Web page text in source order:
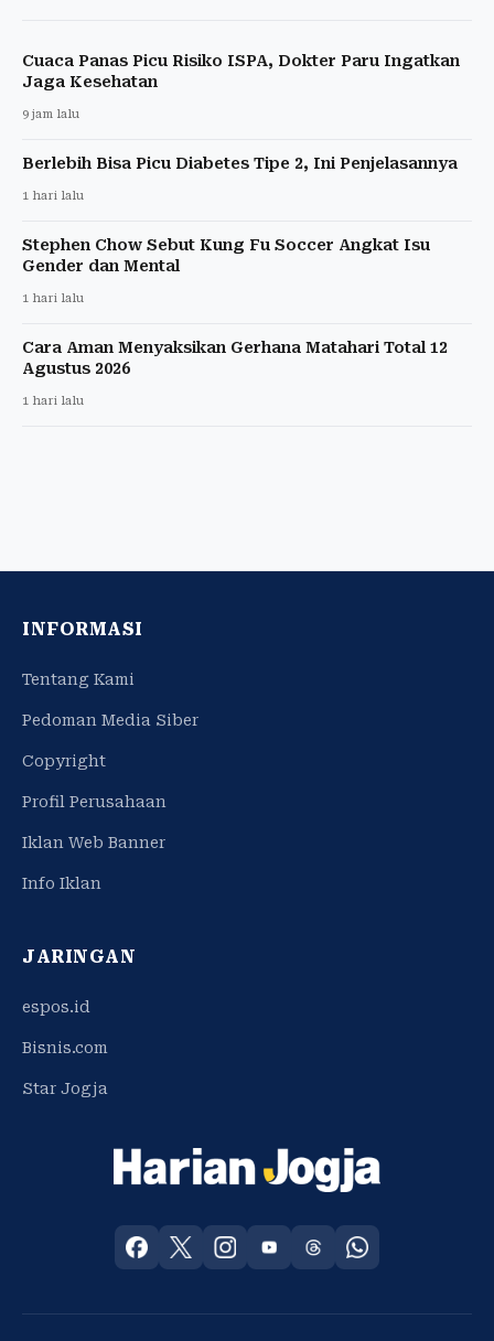
Cuaca Panas Picu Risiko ISPA, Dokter Paru Ingatkan
Jaga Kesehatan
9 jam lalu
Berlebih Bisa Picu Diabetes Tipe 2, Ini Penjelasannya
1 hari lalu
Stephen Chow Sebut Kung Fu Soccer Angkat Isu
Gender dan Mental
1 hari lalu
Cara Aman Menyaksikan Gerhana Matahari Total 12
Agustus 2026
1 hari lalu
INFORMASI
Tentang Kami
Pedoman Media Siber
Copyright
Profil Perusahaan
Iklan Web Banner
Info Iklan
JARINGAN
espos.id
Bisnis.com
Star Jogja